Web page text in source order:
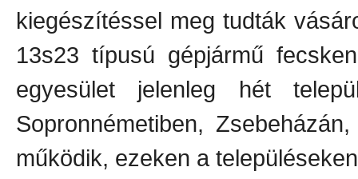
kiegészítéssel meg tudták
13s23 típusú gépjármű
egyesület jelenleg hét
Sopronnémetiben,
működik, ezeken a